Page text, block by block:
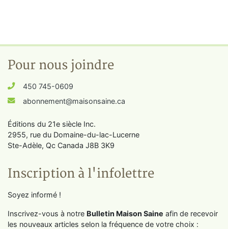
Pour nous joindre
450 745-0609
abonnement@maisonsaine.ca
Éditions du 21e siècle Inc.
2955, rue du Domaine-du-lac-Lucerne
Ste-Adèle, Qc Canada J8B 3K9
Inscription à l'infolettre
Soyez informé !
Inscrivez-vous à notre Bulletin Maison Saine afin de recevoir
les nouveaux articles selon la fréquence de votre choix :